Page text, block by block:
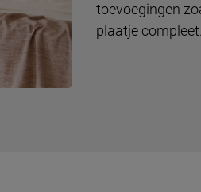
toevoegingen
plaatje compleet.